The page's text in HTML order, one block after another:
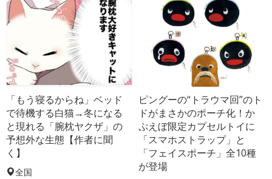
「もう寝るからね」ベッド
で待機する白猫→冬になる
と現れる「腕枕ヤクザ」の
予想外な生態【作者に聞
く】
全国
ピングーの“トラウマ回”のト
ドがまさかのポーチ化！か
ぷえぼ限定カプセルトイに
「スマホストラップ」と
「フェイスポーチ」全10種
が登場